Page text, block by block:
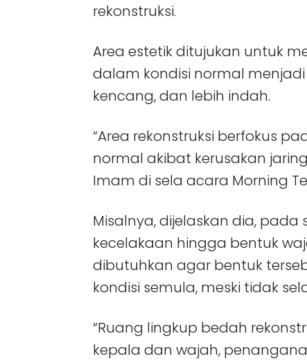
rekonstruksi.
Area estetik ditujukan untuk
dalam kondisi normal
kencang, dan lebih indah.
“Area rekonstruksi berfokus
normal akibat kerusakan
Imam di sela acara Morning
Misalnya, dijelaskan dia,
kecelakaan hingga bentuk
dibutuhkan agar bentuk
kondisi semula, meski tidak
“Ruang lingkup bedah
kepala dan wajah,